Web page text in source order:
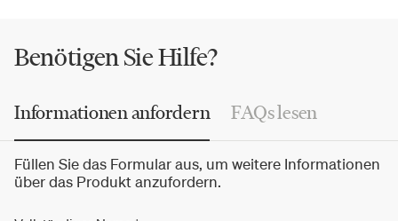
Benötigen Sie Hilfe?
Informationen anfordern FAQs lesen
Füllen Sie das Formular aus, um weitere Informationen
über das Produkt anzufordern.